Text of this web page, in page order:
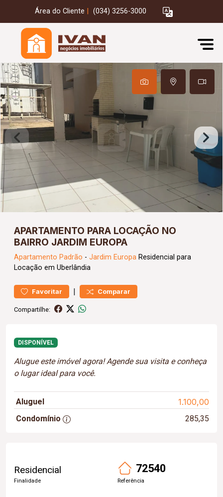
Área do Cliente (034) 3256-3000
APARTAMENTO PARA LOCAÇÃO NO
BAIRRO JARDIM EUROPA
Apartamento Padrão - Jardim Europa Residencial para
Locação em Uberlândia
Favoritar | Comparar
Compartilhe:
DISPONÍVEL
Alugue este imóvel agora! Agende sua visita e conheça
o lugar ideal para você.
Aluguel 1.100,00
Condomínio 285,35
Residencial
Finalidade
72540
Referência